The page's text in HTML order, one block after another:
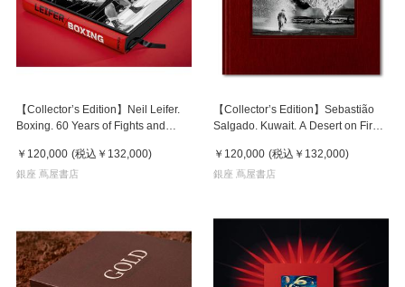
【Collector’s Edition】Neil Leifer.
Boxing. 60 Years of Fights and
集 ※ご注文より1週間～10日程度で
発送予定
￥120,000 (税込 ￥132,000)
銀座 蔦屋書店
【Collector’s Edition】Sebastião
Salgado. Kuwait. A Desert on Fire
※ご注文より1週間～10日程度で発
送予定
￥120,000 (税込 ￥132,000)
銀座 蔦屋書店